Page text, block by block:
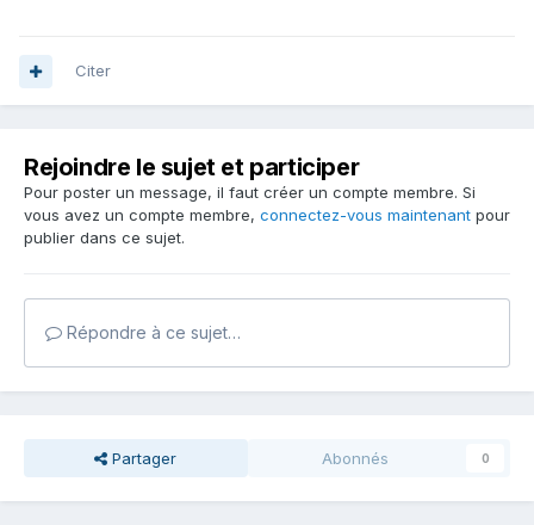
Citer
Rejoindre le sujet et participer
Pour poster un message, il faut créer un compte membre. Si
vous avez un compte membre, connectez-vous maintenant pour
publier dans ce sujet.
Répondre à ce sujet…
Partager Abonnés 0